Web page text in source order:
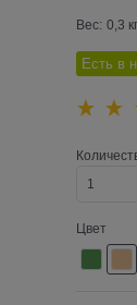
Вес: 0,3
Есть в
Цвет